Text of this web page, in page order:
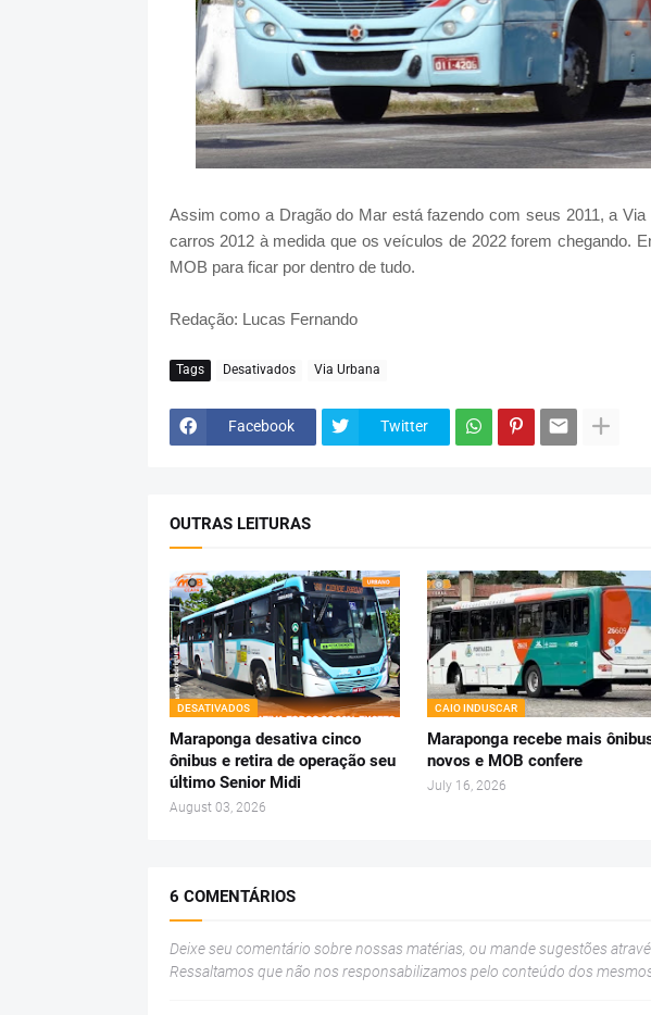
Assim como a Dragão do Mar está fazendo com seus 2011, a
carros 2012 à medida que os veículos de 2022 forem chegando.
MOB para ficar por dentro de tudo.
Redação: Lucas Fernando
Tags Desativados Via Urbana
Facebook Twitter
OUTRAS LEITURAS
DESATIVADOS
Maraponga desativa cinco
ônibus e retira de operação seu
último Senior Midi
August 03, 2026
CAIO INDUSCAR
Maraponga recebe mais
novos e MOB confere
July 16, 2026
6 COMENTÁRIOS
Deixe seu comentário sobre nossas matérias, ou mande sugestões
Ressaltamos que não nos responsabilizamos pelo conteúdo dos